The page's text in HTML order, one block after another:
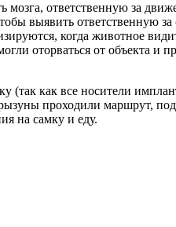
ответственную за
выявить ответственную
когда животное
оторваться от объекта и
(так как все носители
проходили маршрут,
на самку и еду.